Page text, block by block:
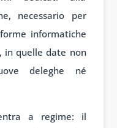
necessario per
informatiche
in quelle date non
deleghe né
a regime: il